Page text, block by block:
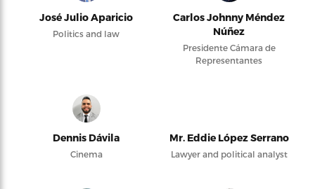
José Julio Aparicio
Politics and law
Carlos Johnny Méndez
Núñez
Presidente Cámara de
Representantes
Dennis Dávila
Cinema
Mr. Eddie López Serrano
Lawyer and political analyst